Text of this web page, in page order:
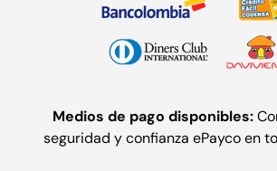
Medios de pago disponibles:
seguridad y confianza ePayco en